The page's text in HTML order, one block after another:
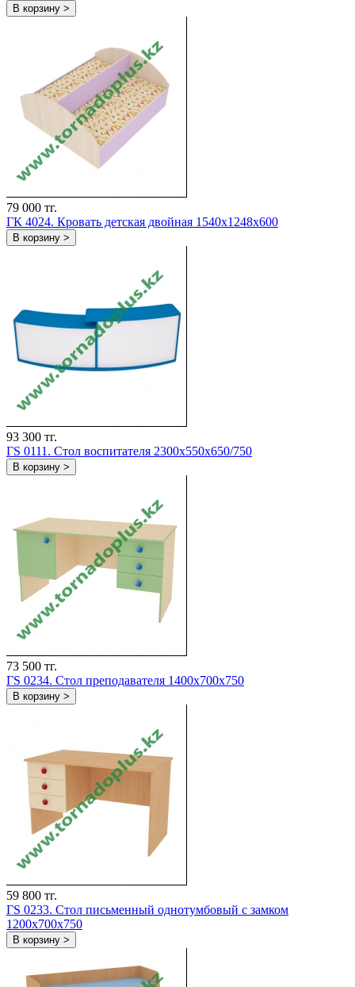
В корзину >
79 000 тг.
ГК 4024. Кровать детская двойная 1540x1248x600
В корзину >
93 300 тг.
ГS 0111. Стол воспитателя 2300x550x650/750
В корзину >
73 500 тг.
ГS 0234. Стол преподавателя 1400x700x750
В корзину >
59 800 тг.
ГS 0233. Стол письменный однотумбовый с замком
1200x700x750
В корзину >